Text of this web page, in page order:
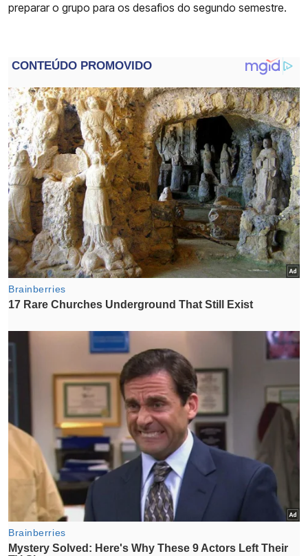
preparar o grupo para os desafios do segundo semestre.